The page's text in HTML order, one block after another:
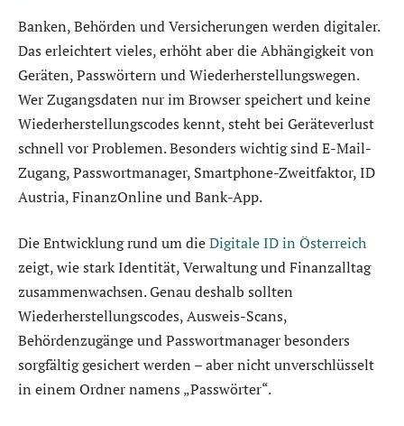
Banken, Behörden und Versicherungen werden digitaler.
Das erleichtert vieles, erhöht aber die Abhängigkeit von
Geräten, Passwörtern und Wiederherstellungswegen.
Wer Zugangsdaten nur im Browser speichert und keine
Wiederherstellungscodes kennt, steht bei Geräteverlust
schnell vor Problemen. Besonders wichtig sind E-Mail-
Zugang, Passwortmanager, Smartphone-Zweitfaktor, ID
Austria, FinanzOnline und Bank-App.
Die Entwicklung rund um dieDigitale ID in Österreich
zeigt, wie stark Identität, Verwaltung und Finanzalltag
zusammenwachsen. Genau deshalb sollten
Wiederherstellungscodes, Ausweis-Scans,
Behördenzugänge und Passwortmanager besonders
sorgfältig gesichert werden – aber nicht unverschlüsselt
in einem Ordner namens „Passwörter“.